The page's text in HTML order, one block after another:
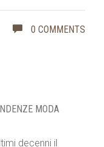
0 COMMENTS
MODA
decenni il